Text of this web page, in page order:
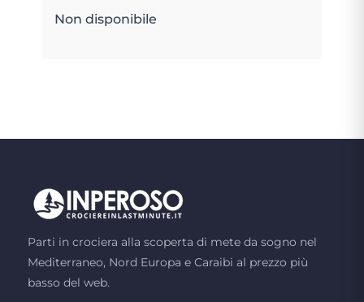
Non disponibile
Parti in crociera alla scoperta di mete da sogno nel
Mediterraneo, Nord Europa e Caraibi al prezzo più
basso del web.